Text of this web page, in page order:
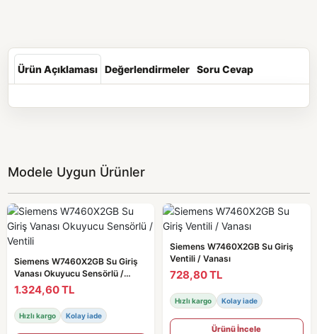
Ürün Açıklaması Değerlendirmeler Soru Cevap
Modele Uygun Ürünler
Siemens W7460X2GB Su Giriş
Vanası Okuyucu Sensörlü /
Ventili
1.324,60 TL
Hızlı kargo Kolay iade
Siemens W7460X2GB Su Giriş
Ventili / Vanası
728,80 TL
Hızlı kargo Kolay iade
Ürünü İncele